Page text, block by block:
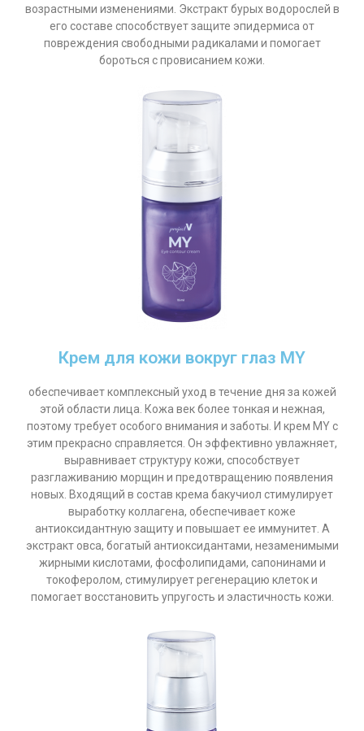
возрастными изменениями. Экстракт бурых водорослей в
его составе способствует защите эпидермиса от
повреждения свободными радикалами и помогает
бороться с провисанием кожи.
Крем для кожи вокруг глаз MY
обеспечивает комплексный уход в течение дня за кожей
этой области лица. Кожа век более тонкая и нежная,
поэтому требует особого внимания и заботы. И крем MY с
этим прекрасно справляется. Он эффективно увлажняет,
выравнивает структуру кожи, способствует
разглаживанию морщин и предотвращению появления
новых. Входящий в состав крема бакучиол стимулирует
выработку коллагена, обеспечивает коже
антиоксидантную защиту и повышает ее иммунитет. А
экстракт овса, богатый антиоксидантами, незаменимыми
жирными кислотами, фосфолипидами, сапонинами и
токоферолом, стимулирует регенерацию клеток и
помогает восстановить упругость и эластичность кожи.